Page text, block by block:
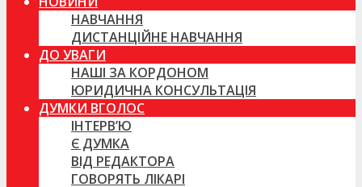
НАВЧАННЯ
ДИСТАНЦІЙНЕ НАВЧАННЯ
ДО УВАГИ
НАШІ ЗА КОРДОНОМ
ЮРИДИЧНА КОНСУЛЬТАЦІЯ
ДУМКИ ВГОЛОС
ІНТЕРВ’Ю
Є ДУМКА
ВІД РЕДАКТОРА
ГОВОРЯТЬ ЛІКАРІ